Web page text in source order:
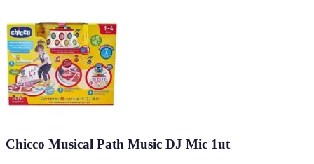
Chicco Musical Path Music DJ Mic 1ut